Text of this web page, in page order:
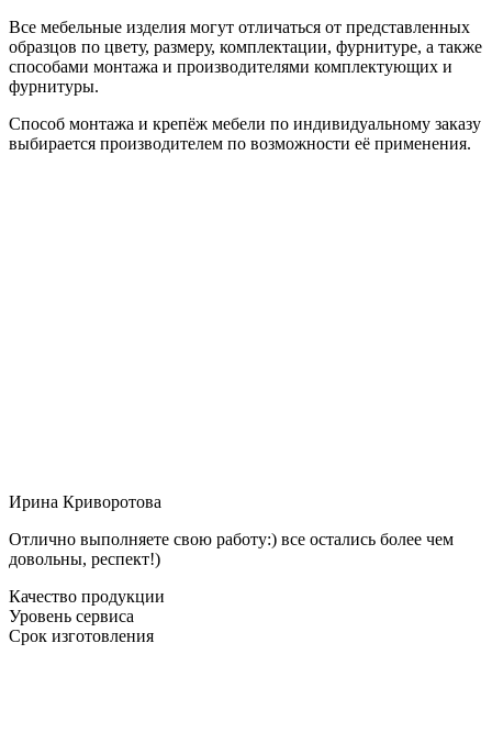
Все мебельные изделия могут отличаться от представленных
образцов по цвету, размеру, комплектации, фурнитуре, а также
способами монтажа и производителями комплектующих и
фурнитуры.
Способ монтажа и крепёж мебели по индивидуальному заказу
выбирается производителем по возможности её применения.
Ирина Криворотова
Отлично выполняете свою работу:) все остались более чем
довольны, респект!)
Качество продукции
Уровень сервиса
Срок изготовления